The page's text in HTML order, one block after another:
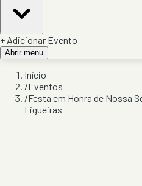
+ Adicionar Evento
Abrir menu
Início
/Eventos
/Festa em Honra de Nossa
Figueiras